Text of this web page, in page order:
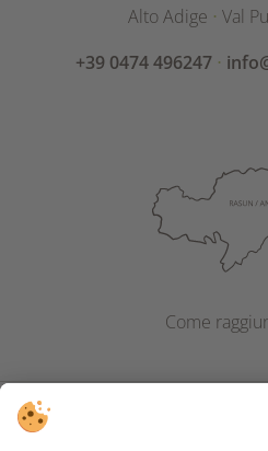
Alto Adige ⋅ Val
+39 0474 496247 ⋅
Come